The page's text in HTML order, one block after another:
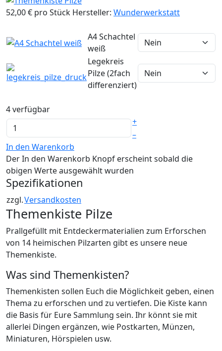
52,00 € pro Stück Hersteller: Wunderwerkstatt
A4 Schachtel
weiß
Legekreis
Pilze (2fach
differenziert)
4 verfügbar
+
–
In den Warenkorb
Der In den Warenkorb Knopf erscheint sobald die
obigen Werte ausgewählt wurden
Spezifikationen
zzgl.Versandkosten
Themenkiste Pilze
Prallgefüllt mit Entdeckermaterialien zum Erforschen
von 14 heimischen Pilzarten gibt es unsere neue
Themenkiste.
Was sind Themenkisten?
Themenkisten sollen Euch die Möglichkeit geben, einen
Thema zu erforschen und zu vertiefen. Die Kiste kann
die Basis für Eure Sammlung sein. Ihr könnt sie mit
allerlei Dingen ergänzen, wie Postkarten, Münzen,
Miniaturen, Hörspielen usw.